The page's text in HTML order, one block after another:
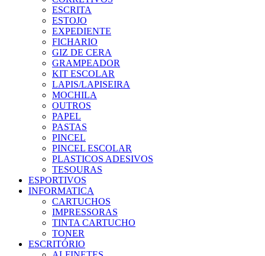
ESCRITA
ESTOJO
EXPEDIENTE
FICHARIO
GIZ DE CERA
GRAMPEADOR
KIT ESCOLAR
LAPIS/LAPISEIRA
MOCHILA
OUTROS
PAPEL
PASTAS
PINCEL
PINCEL ESCOLAR
PLASTICOS ADESIVOS
TESOURAS
ESPORTIVOS
INFORMATICA
CARTUCHOS
IMPRESSORAS
TINTA CARTUCHO
TONER
ESCRITÓRIO